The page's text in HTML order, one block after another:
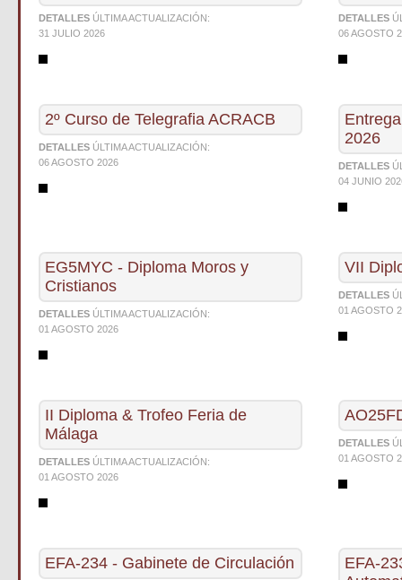
DETALLES ÚLTIMA ACTUALIZACIÓN:
31 JULIO 2026
DETALLES
06 AGOSTO
2º Curso de Telegrafia ACRACB
DETALLES ÚLTIMA ACTUALIZACIÓN:
06 AGOSTO 2026
2026
DETALLES
04 JUNIO
EG5MYC - Diploma Moros y
Cristianos
DETALLES ÚLTIMA ACTUALIZACIÓN:
01 AGOSTO 2026
VII
DETALLES
01 AGOSTO
II Diploma & Trofeo Feria de
Málaga
DETALLES ÚLTIMA ACTUALIZACIÓN:
01 AGOSTO 2026
DETALLES
01 AGOSTO
EFA-234 - Gabinete de Circulación
EFA-